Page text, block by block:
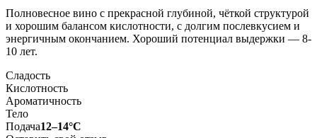
Полновесное вино с прекрасной глубиной, чёткой структурой
и хорошим балансом кислотности, с долгим послевкусием и
энергичным окончанием. Хороший потенциал выдержки — 8-
10 лет.
Сладость
Кислотность
Ароматичность
Тело
Подача12–14°С